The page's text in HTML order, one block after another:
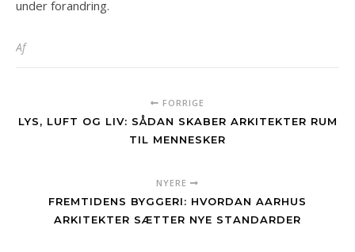
under forandring.
Af
FORRIGE
LYS, LUFT OG LIV: SÅDAN SKABER ARKITEKTER RUM
TIL MENNESKER
NYERE
FREMTIDENS BYGGERI: HVORDAN AARHUS
ARKITEKTER SÆTTER NYE STANDARDER